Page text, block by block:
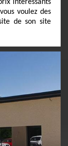
intéressants
voulez des
de son site